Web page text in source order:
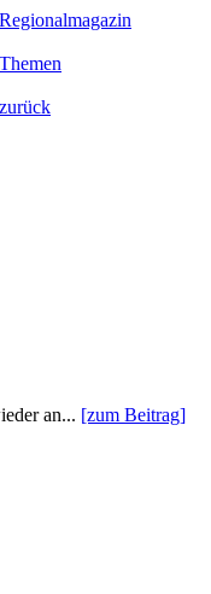
Regionalmagazin
Themen
zurück
an... [zum Beitrag]